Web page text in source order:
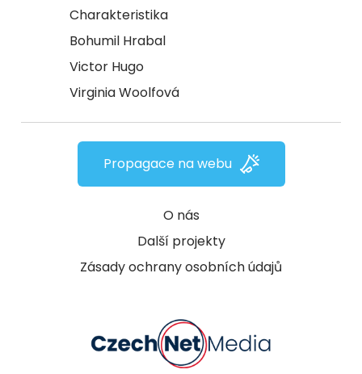
Charakteristika
Bohumil Hrabal
Victor Hugo
Virginia Woolfová
O nás
Další projekty
Zásady ochrany osobních údajů
Propagace na webu